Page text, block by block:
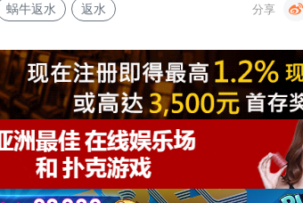
蜗牛返水 返水